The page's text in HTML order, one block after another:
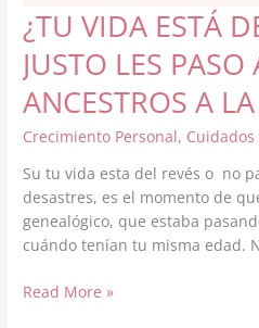
¿TU VIDA ESTÁ
JUSTO LES PASO
ANCESTROS A
Crecimiento Personal, Cuidados
Su tu vida esta del revés o no
desastres, es el momento de
genealógico, que estaba
cuándo tenían tu misma edad.
¿TU
Read More »